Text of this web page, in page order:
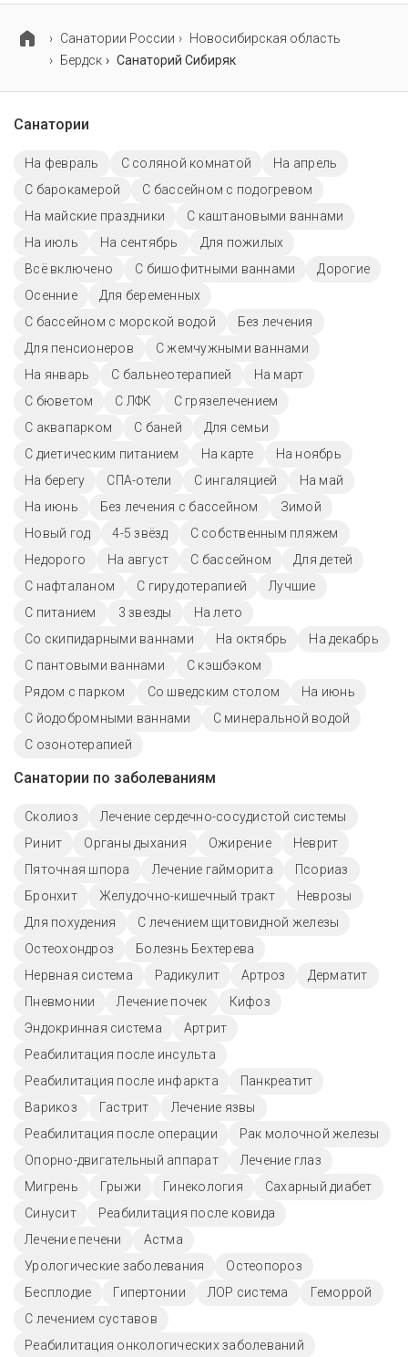
гинекология.
Cанатории России
Новосибирская область
Бердск
Санаторий Сибиряк
Санатории
На февраль С соляной комнатой
На апрель
С барокамерой
С бассейном с подогревом
На майские праздники
С каштановыми ваннами
На июль
На сентябрь
Для пожилых
Всё включено
С бишофитными ваннами
Дорогие
Осенние
Для беременных
С бассейном с морской водой
Без лечения
Для пенсионеров
С жемчужными ваннами
На январь
С бальнеотерапией
На март
С бюветом
С ЛФК
С грязелечением
С аквапарком
С баней
Для семьи
С диетическим питанием
На карте
На ноябрь
На берегу
СПА-отели С ингаляцией
На май
На июнь
Без лечения с бассейном
Зимой
Новый год
4-5 звёзд
С собственным пляжем
Недорого
На август C бассейном
Для детей
С нафталаном
С гирудотерапией
Лучшие
С питанием
3 звезды
На лето
Со скипидарными ваннами
На октябрь
На декабрь
С пантовыми ваннами
С кэшбэком
Рядом с парком
Со шведским столом
На июнь
С йодобромными ваннами
С минеральной водой
С озонотерапией
Санатории по заболеваниям
Сколиоз
Лечение сердечно-сосудистой системы
Ринит
Органы дыхания Ожирение
Неврит
Пяточная шпора
Лечение гайморита
Псориаз
Бронхит
Желудочно-кишечный тракт
Неврозы
Для похудения
С лечением щитовидной железы
Остеохондроз
Болезнь Бехтерева
Нервная система
Радикулит Артроз
Дерматит
Пневмонии
Лечение почек
Кифоз
Эндокринная система
Артрит
Реабилитация после инсульта
Реабилитация после инфаркта
Панкреатит
Варикоз
Гастрит
Лечение язвы
Реабилитация после операции
Рак молочной железы
Опорно-двигательный аппарат
Лечение глаз
Мигрень
Грыжи Гинекология
Сахарный диабет
Синусит
Реабилитация после ковида
Лечение печени
Астма
Урологические заболевания
Остеопороз
Бесплодие
Гипертонии ЛОР система
Геморрой
С лечением суставов
Реабилитация онкологических заболеваний